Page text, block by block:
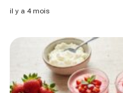
d’éviter cette erreur
il y a 4 mois